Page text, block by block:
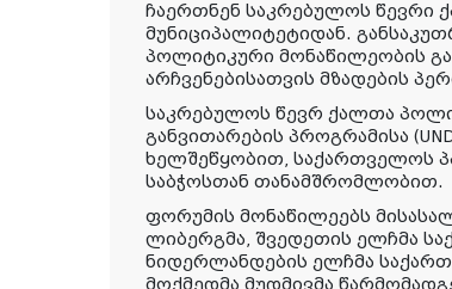
ჩაერთნენ საკრებულოს წევრი
მუნიციპალიტეტიდან.
პოლიტიკური მონაწილეობის
არჩვენებისათვის მზადების
საკრებულოს წევრ ქალთა
განვითარების პროგრამისა
ხელშეწყობით, საქართველოს
საბჭოსთან თანამშრომლობით.
ფორუმის მონაწილეებს
ლიბერგმა, შვედეთის ელჩმა
ნიდერლანდების ელჩმა
მოქმედმა მუდმივმა